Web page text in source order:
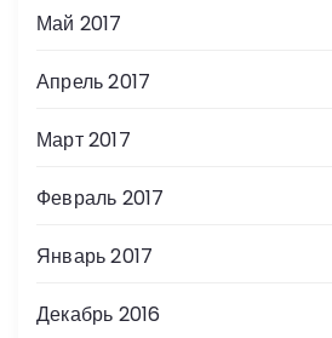
Май 2017
Апрель 2017
Март 2017
Февраль 2017
Январь 2017
Декабрь 2016